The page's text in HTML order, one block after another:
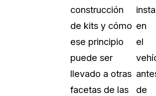
Recomendaciones
Historias sobre cómo nuestros
utilizan CaseGuard studio a diario
Sobre nosotros
Más información sobre
construcción
de kits y cómo
ese principio
puede ser
llevado a otras
facetas de las
en
el
de